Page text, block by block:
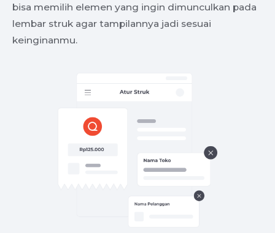
bisa memilih elemen yang ingin dimunculkan pada
lembar struk agar tampilannya jadi sesuai
keinginanmu.